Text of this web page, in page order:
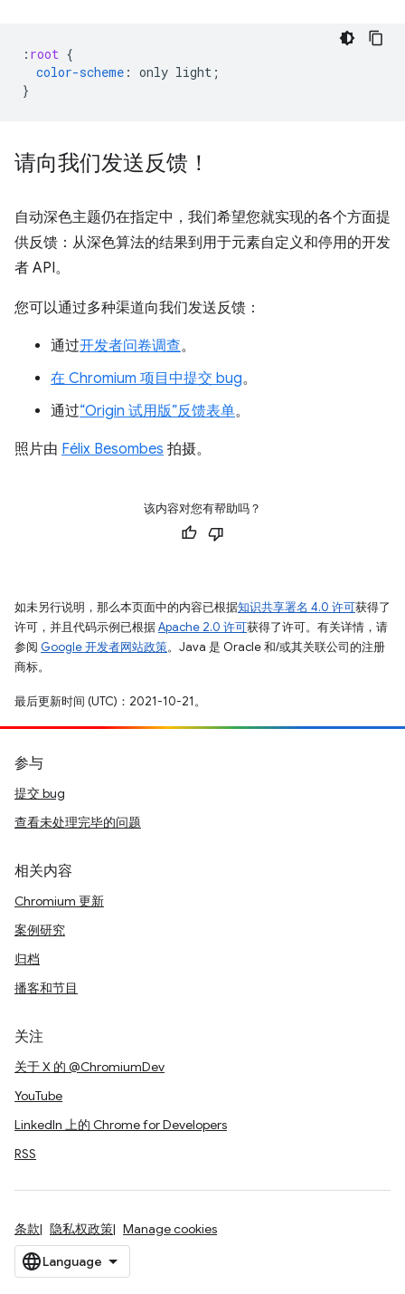
: root {
color-scheme : only light ;
}
请向我们发送反馈！
自动深色主题仍在指定中，我们希望您就实现的各个方面提
供反馈：从深色算法的结果到用于元素自定义和停用的开发
者 API。
您可以通过多种渠道向我们发送反馈：
通过开发者问卷调查。
在 Chromium 项目中提交 bug。
通过“Origin 试用版”反馈表单。
照片由 Félix Besombes 拍摄。
该内容对您有帮助吗？
如未另行说明，那么本页面中的内容已根据知识共享署名 4.0 许可获得了
许可，并且代码示例已根据Apache 2.0 许可获得了许可。有关详情，请
参阅 Google 开发者网站政策。Java 是 Oracle 和/或其关联公司的注册
商标。
最后更新时间 (UTC)：2021-10-21。
参与
提交 bug
查看未处理完毕的问题
相关内容
Chromium 更新
案例研究
归档
播客和节目
关注
关于 X 的 @ChromiumDev
YouTube
LinkedIn 上的 Chrome for Developers
RSS
条款 隐私权政策 Manage cookies